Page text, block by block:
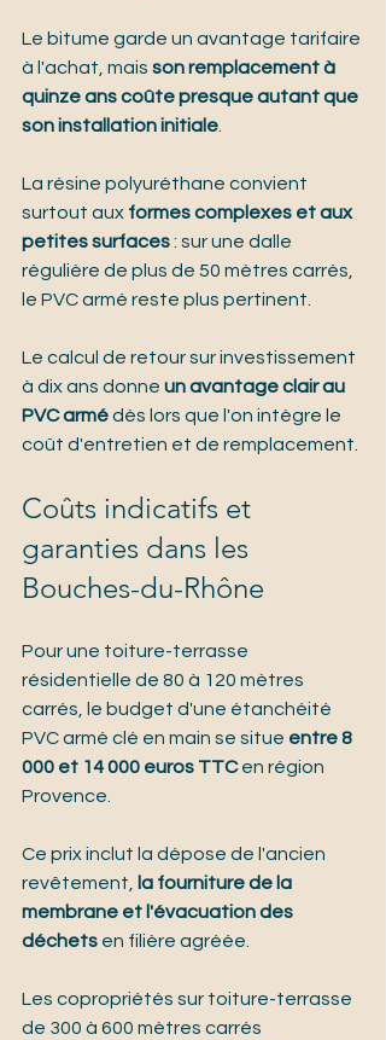
Le bitume garde un avantage tarifaire
à l'achat, mais son remplacement à
quinze ans coûte presque autant que
son installation initiale.
La résine polyuréthane convient
surtout aux formes complexes et aux
petites surfaces : sur une dalle
régulière de plus de 50 mètres carrés,
le PVC armé reste plus pertinent.
Le calcul de retour sur investissement
à dix ans donne un avantage clair au
PVC armé dès lors que l'on intègre le
coût d'entretien et de remplacement.
Coûts indicatifs et
garanties dans les
Bouches-du-Rhône
Pour une toiture-terrasse
résidentielle de 80 à 120 mètres
carrés, le budget d'une étanchéité
PVC armé clé en main se situe entre 8
000 et 14 000 euros TTC en région
Provence.
Ce prix inclut la dépose de l'ancien
revêtement, la fourniture de la
membrane et l'évacuation des
déchets en filière agréée.
Les copropriétés sur toiture-terrasse
de 300 à 600 mètres carrés